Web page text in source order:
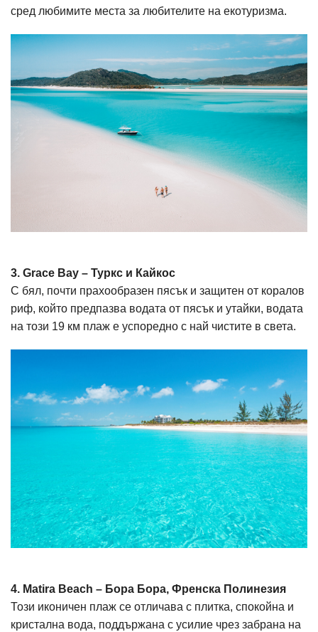
сред любимите места за любителите на екотуризма.
3. Grace Bay – Туркс и Кайкос
С бял, почти прахообразен пясък и защитен от коралов
риф, който предпазва водата от пясък и утайки, водата
на този 19 км плаж е успоредно с най чистите в света.
4. Matira Beach – Бора Бора, Френска Полинезия
Този иконичен плаж се отличава с плитка, спокойна и
кристална вода, поддържана c усилие чрез забрана на